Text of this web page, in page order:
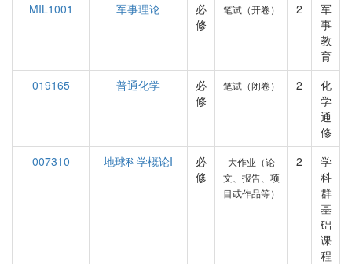
MIL1001 军事理论
必
修
笔试（开卷） 2
军
事
教
育
019165
普通化学
必
修
笔试（闭卷） 2
化
学
通
修
007310
地球科学概论I
必
修
大作业（论
文、报告、项
目或作品等）
2
学
科
群
基
础
课
程